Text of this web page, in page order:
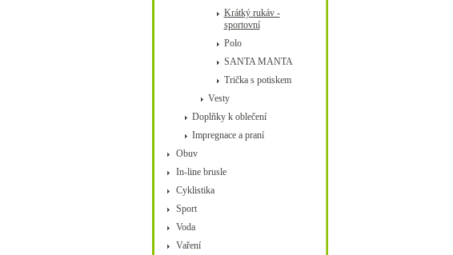
Krátký rukáv -
sportovní
Polo
SANTA MANTA
Trička s potiskem
Vesty
Doplňky k oblečení
Impregnace a praní
Obuv
In-line brusle
Cyklistika
Sport
Voda
Vaření